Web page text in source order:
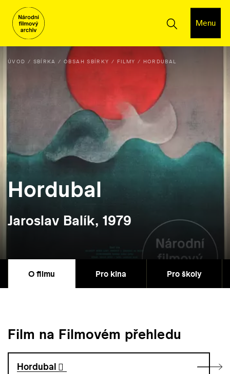
Menu
ÚVOD SBÍRKA OBSAH SBÍRKY FILMY HORDUBAL
Hordubal
Jaroslav Balík, 1979
O filmu Pro kina Pro školy
Film na Filmovém přehledu
Hordubal